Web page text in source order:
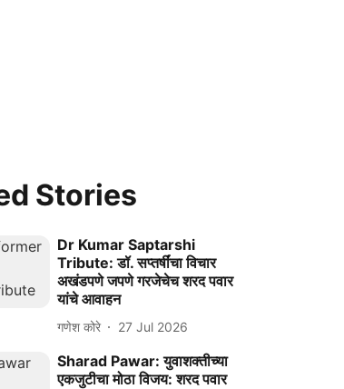
Stories
Dr Kumar Saptarshi
Tribute: डॉ. सप्तर्षींचा विचार
अखंडपणे जपणे गरजेचेच शरद पवार
यांचे आवाहन
गणेश कोरे 27 Jul 2026
Sharad Pawar: युवाशक्तीच्या
एकजुटीचा मोठा विजय: शरद पवार